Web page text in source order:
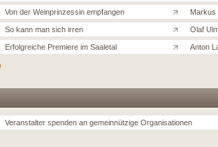
Von der Weinprinzessin empfangen Markus
So kann man sich irren Olaf
Erfolgreiche Premiere im Saaletal Anton
Veranstalter spenden an gemeinnützige Organisationen